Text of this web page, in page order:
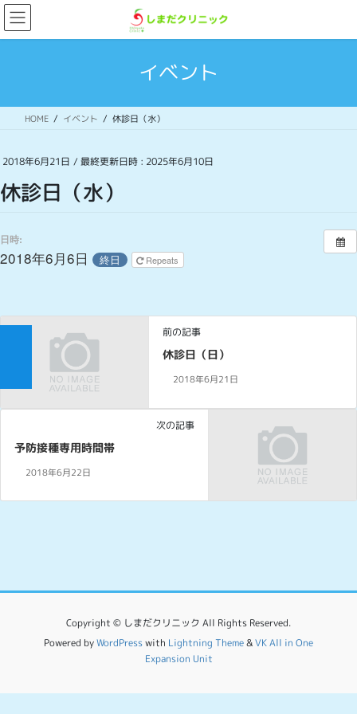
コ
ン
テ
ス
プ
ナ
ビ
ゲ
ン
動
イベント
HOME イベント 休診日（水）
2018年6月21日 / 最終更新日時 : 2025年6月10日
休診日（水）
日時:
2018年6月6日 終日 Repeats
前の記事
休診日（日）
2018年6月21日
次の記事
予防接種専用時間帯
2018年6月22日
Copyright © しまだクリニック All Rights Reserved.
Powered byWordPresswith Lightning Theme&VK All in One
Expansion Unit